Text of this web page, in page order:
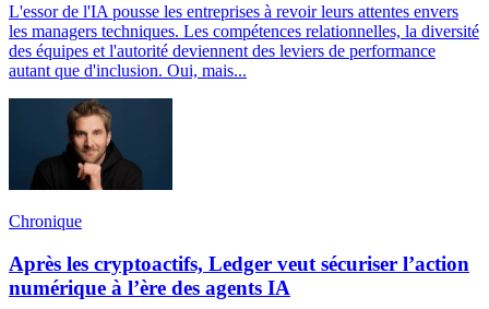
L'essor de l'IA pousse les entreprises à revoir leurs attentes envers
les managers techniques. Les compétences relationnelles, la diversité
des équipes et l'autorité deviennent des leviers de performance
autant que d'inclusion. Oui, mais...
Chronique
Après les cryptoactifs, Ledger veut sécuriser l’action
numérique à l’ère des agents IA